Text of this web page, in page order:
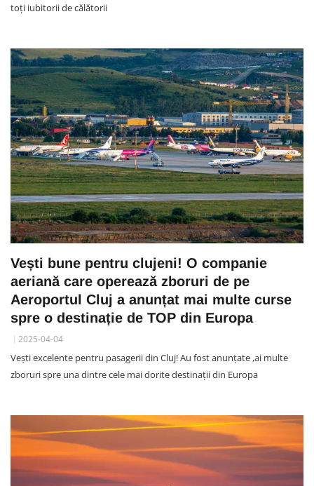
toți iubitorii de călătorii
Vești bune pentru clujeni! O companie
aeriană care operează zboruri de pe
Aeroportul Cluj a anunțat mai multe curse
spre o destinație de TOP din Europa
2025-04-04
Vești excelente pentru pasagerii din Cluj! Au fost anunțate ,ai multe
zboruri spre una dintre cele mai dorite destinații din Europa